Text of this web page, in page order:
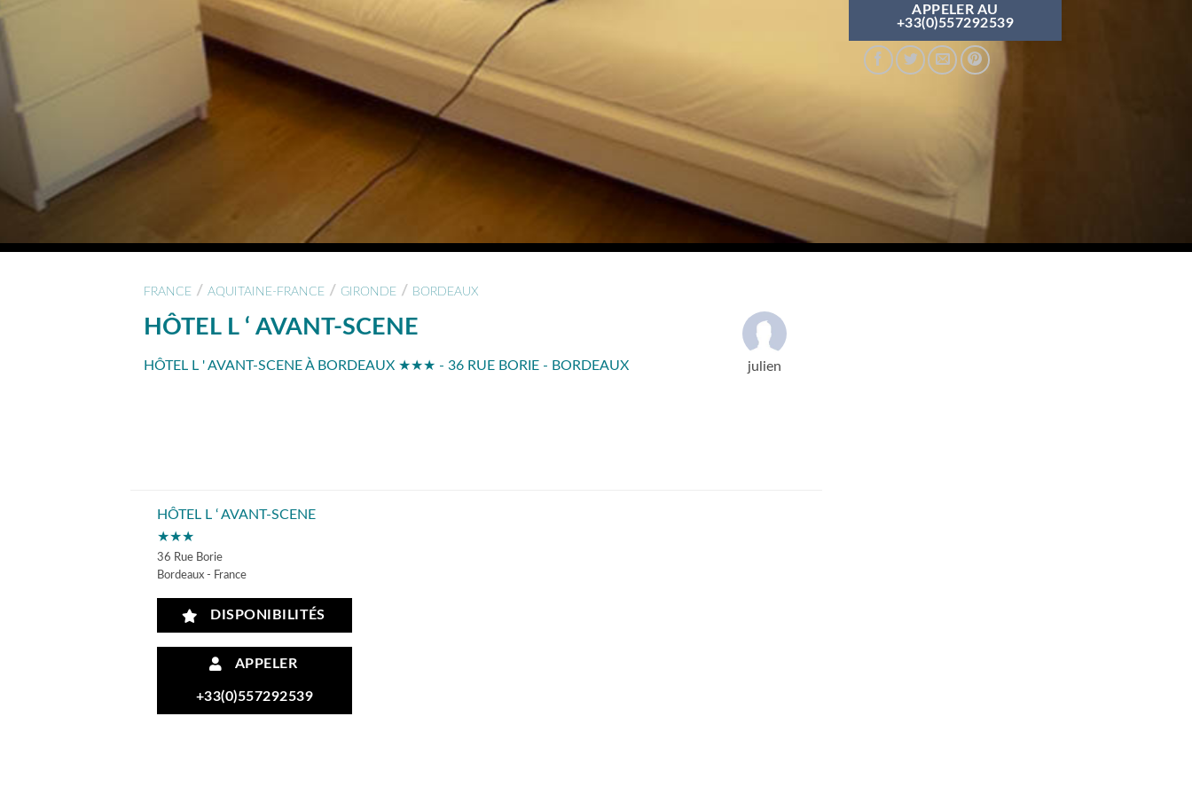
FRANCE / AQUITAINE-FRANCE / GIRONDE / BORDEAUX
HÔTEL L ‘ AVANT-SCENE
HÔTEL L ' AVANT-SCENE À BORDEAUX ★★★ - 36 RUE BORIE - BORDEAUX julien
HÔTEL L ‘ AVANT-SCENE
★★★
36 Rue Borie
Bordeaux - France
DISPONIBILITÉS
APPELER
+33(0)557292539
APPELER AU
+33(0)557292539